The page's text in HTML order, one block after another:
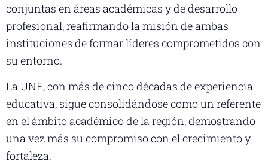
conjuntas en áreas académicas y de desarrollo
profesional, reafirmando la misión de ambas
instituciones de formar líderes comprometidos con
su entorno.
La UNE, con más de cinco décadas de experiencia
educativa, sigue consolidándose como un referente
en el ámbito académico de la región, demostrando
una vez más su compromiso con el crecimiento y
fortaleza.